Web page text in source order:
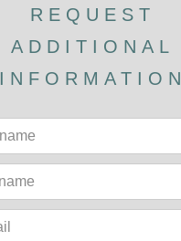
REQUEST
ADDITIONAL
INFORMATION